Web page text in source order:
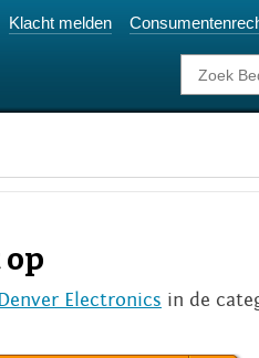
Klacht melden
Electronics in de